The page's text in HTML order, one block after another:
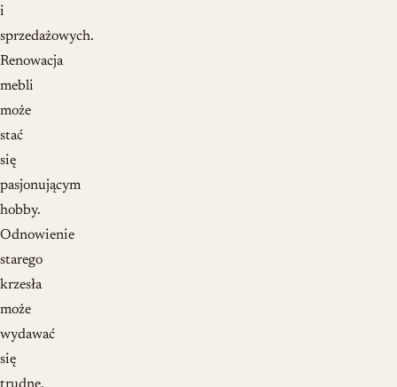
i
sprzedażowych.
Renowacja
mebli
może
stać
się
pasjonującym
hobby.
Odnowienie
starego
krzesła
może
wydawać
się